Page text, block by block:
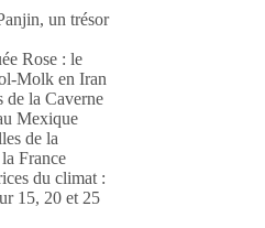
un trésor
Rose : le
Molk en Iran
de la Caverne
Mexique
de la
France
du climat :
15, 20 et 25